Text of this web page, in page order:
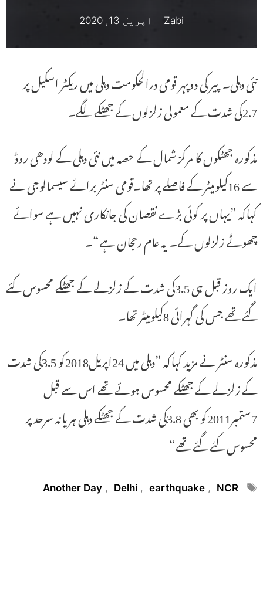
Zabi اپریل 13, 2020
نئی دہلی۔ پیر کی دوپہر قومی درالحکومت دہلی میں ریکٹر اسکیل پر
2.7کی شدت کے معمولی زلزلوں کے جھٹکے لگے۔
مذکورہ جھٹکوں کا مرکز شمال کے حصہ میں نئی دہلی کے لودھی روڈ
سے 16کیلومیٹر کے فاصلے پر تھا۔قومی سنٹر برائے سیسمالوجی نے
کہاکہ ”یہاں پر کوئی بڑے نقصان کی جانکاری نہیں ہے سوائے
چھوٹے زلزلوں کے۔ یہ عام رحجان ہے“۔
ایک روز قبل ہی 3.5کی شدت کے زلزلے کے جھٹکے محسوس کئے
گئے تھے جس کی گہرائی 8کیلومیٹر تھا۔
مذکورہ سنٹر نے مزید کہاکہ ”دہلی میں 24اپریل2018کو 3.5کی شدت
کے زلزلے کے جھٹکے محسوس ہوئے تھے اس سے قبل
7ستمبر2011کو بھی 3.8کی شدت کے جھٹکے دہلی ہریانہ سرحد پر
محسوس کئے گئے تھے“
Tags
Another Day , Delhi , earthquake , NCR